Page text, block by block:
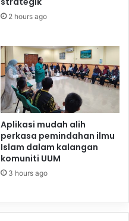
2 hours ago
Aplikasi mudah alih
perkasa pemindahan ilmu
Islam dalam kalangan
komuniti UUM
3 hours ago